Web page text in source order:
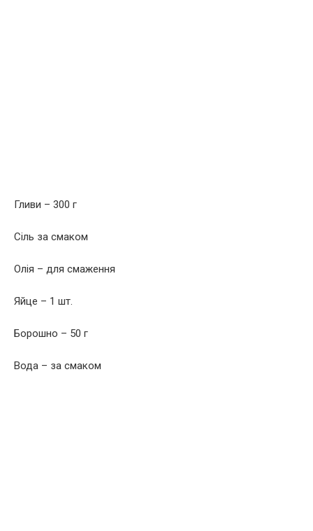
Гливи – 300 г
Сіль за смаком
Олія – ​​для смаження
Яйце – 1 шт.
Борошно – 50 г
Вода – за смаком